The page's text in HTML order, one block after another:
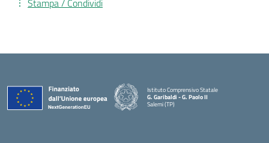
Stampa / Condividi
Istituto Comprensivo Statale
G. Garibaldi - G. Paolo II
Salemi (TP)